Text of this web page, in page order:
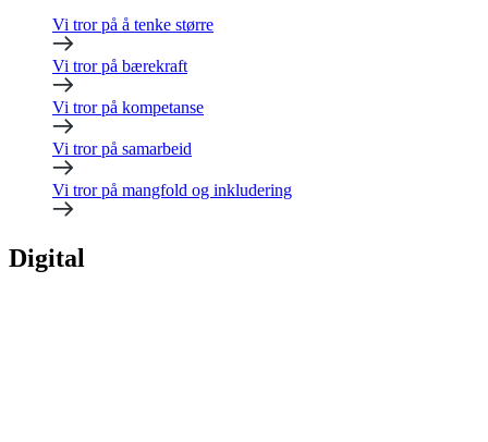
Vi tror på å tenke større
Vi tror på bærekraft
Vi tror på kompetanse
Vi tror på samarbeid
Vi tror på mangfold og inkludering
Digital